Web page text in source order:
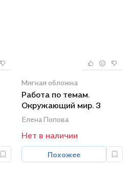
Мягкая обложка
Работа по темам.
Окружающий мир. 3
класс. Рабочая тетрадь
Елена Попова
Нет в наличии
Похожее